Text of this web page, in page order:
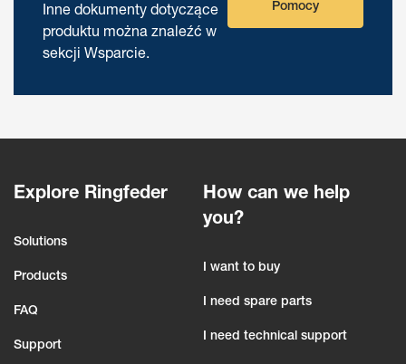
Inne dokumenty dotyczące
produktu można znaleźć w
sekcji Wsparcie.
Pomocy
Explore Ringfeder
Solutions
Products
FAQ
Support
How can we help
you?
I want to buy
I need spare parts
I need technical support